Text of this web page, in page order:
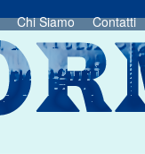
Chi Siamo Contatti